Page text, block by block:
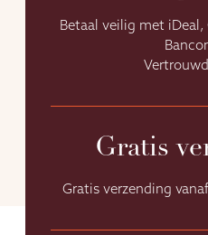
Betaal veilig met iDeal,
Gratis
Gratis verzending